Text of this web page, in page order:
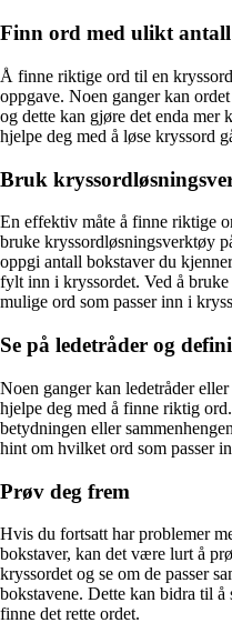
Finn ord med ulikt
Å finne riktige ord til en
oppgave. Noen ganger kan
og dette kan gjøre det enda mer
hjelpe deg med å løse kryssord
Bruk
En effektiv måte å finne riktige
bruke kryssordløsningsverktøy
oppgi antall bokstaver du
fylt inn i kryssordet. Ved å
mulige ord som passer inn i
Se på ledetråder og
Noen ganger kan ledetråder
hjelpe deg med å finne riktig
betydningen eller
hint om hvilket ord som passer
Prøv deg frem
Hvis du fortsatt har problemer
bokstaver, kan det være lurt å
kryssordet og se om de passer
bokstavene. Dette kan bidra til
finne det rette ordet.